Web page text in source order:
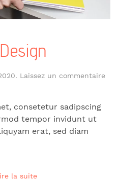
. Laissez un commentaire
consetetur sadipscing
tempor invidunt ut
erat, sed diam
la suite